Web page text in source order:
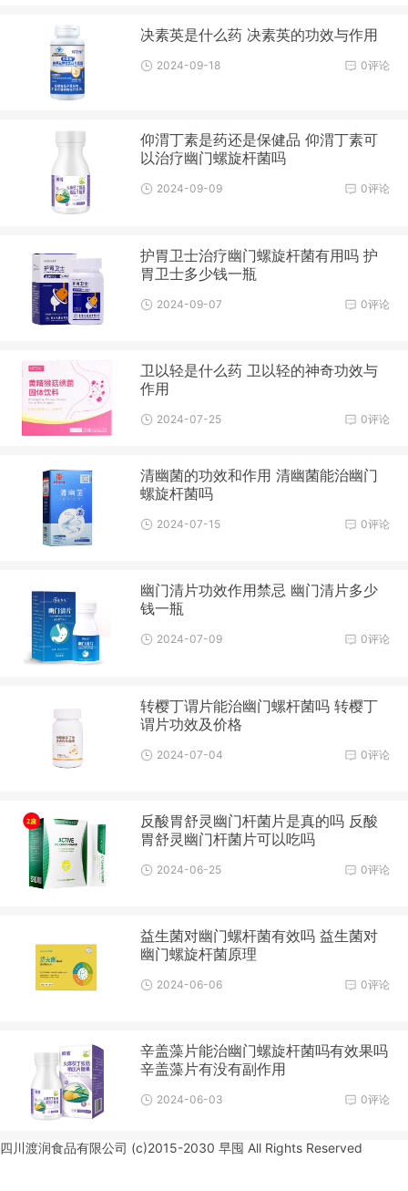
决素英是什么药 决素英的功效与作用
0评论
2024-09-18
仰渭丁素是药还是保健品 仰渭丁素可
以治疗幽门螺旋杆菌吗
0评论
2024-09-09
护胃卫士治疗幽门螺旋杆菌有用吗 护
胃卫士多少钱一瓶
0评论
2024-09-07
卫以轻是什么药 卫以轻的神奇功效与
作用
0评论
2024-07-25
清幽菌的功效和作用 清幽菌能治幽门
螺旋杆菌吗
0评论
2024-07-15
幽门清片功效作用禁忌 幽门清片多少
钱一瓶
0评论
2024-07-09
转樱丁谓片能治幽门螺杆菌吗 转樱丁
谓片功效及价格
0评论
2024-07-04
反酸胃舒灵幽门杆菌片是真的吗 反酸
胃舒灵幽门杆菌片可以吃吗
0评论
2024-06-25
益生菌对幽门螺杆菌有效吗 益生菌对
幽门螺旋杆菌原理
0评论
2024-06-06
辛盖藻片能治幽门螺旋杆菌吗有效果吗
辛盖藻片有没有副作用
0评论
2024-06-03
四川渡润食品有限公司 (c)2015-2030 早囤 All Rights Reserved